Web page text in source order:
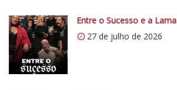
0
.
w
p
.
Entre o Sucesso e a Lama
27 de julho de 2026